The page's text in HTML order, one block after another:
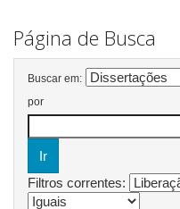
Página de Busca
Buscar em:
por
Filtros correntes: